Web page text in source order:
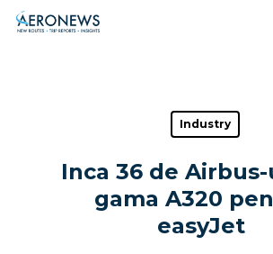
Hit enter to search or ESC to close
Industry
Inca 36 de
gama A320
easyJet